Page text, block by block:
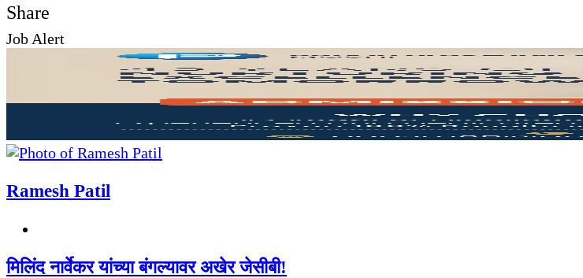
Facebook
Twitter
LinkedIn
Pinterest
WhatsApp
Telegram
Share
via
Print
Share
Facebook
Twitter
LinkedIn
Pinterest
Messenger
Messenger
WhatsApp
Telegram
Share
Print
Job Alert
Ramesh Patil
मिलिंद नार्वेकर यांच्या बंगल्यावर अखेर जेसीबी!